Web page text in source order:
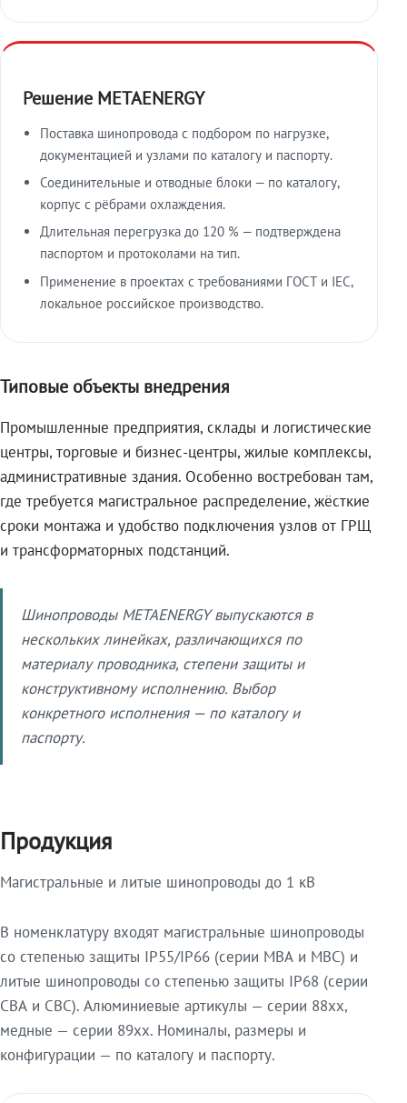
Решение METAENERGY
Поставка шинопровода с подбором по нагрузке,
документацией и узлами по каталогу и паспорту.
Соединительные и отводные блоки — по каталогу,
корпус с рёбрами охлаждения.
Длительная перегрузка до 120 % — подтверждена
паспортом и протоколами на тип.
Применение в проектах с требованиями ГОСТ и IEC,
локальное российское производство.
Типовые объекты внедрения
Промышленные предприятия, склады и логистические
центры, торговые и бизнес-центры, жилые комплексы,
административные здания. Особенно востребован там,
где требуется магистральное распределение, жёсткие
сроки монтажа и удобство подключения узлов от ГРЩ
и трансформаторных подстанций.
Шинопроводы METAENERGY выпускаются в
нескольких линейках, различающихся по
материалу проводника, степени защиты и
конструктивному исполнению. Выбор
конкретного исполнения — по каталогу и
паспорту.
Продукция
Магистральные и литые шинопроводы до 1 кВ
В номенклатуру входят магистральные шинопроводы
со степенью защиты IP55/IP66 (серии МВА и МВС) и
литые шинопроводы со степенью защиты IP68 (серии
СВА и СВС). Алюминиевые артикулы — серии 88xx,
медные — серии 89xx. Номиналы, размеры и
конфигурации — по каталогу и паспорту.